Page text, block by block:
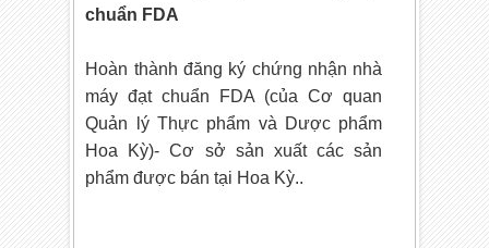
chuẩn FDA
Hoàn thành đăng ký chứng nhận nhà
máy đạt chuẩn FDA (của Cơ quan
Quản lý Thực phẩm và Dược phẩm
Hoa Kỳ)- Cơ sở sản xuất các sản
phẩm được bán tại Hoa Kỳ..